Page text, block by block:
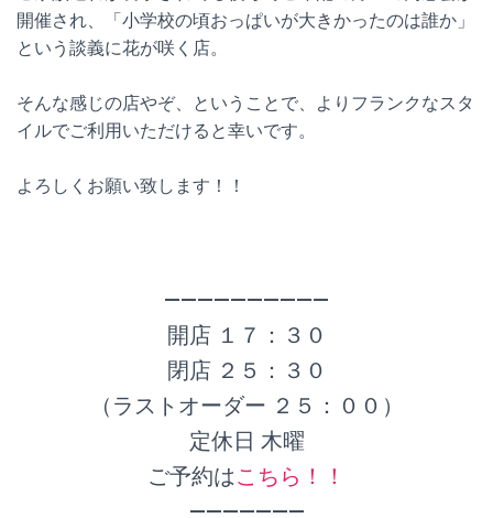
開催され、「小学校の頃おっぱいが大きかったのは誰か」
という談義に花が咲く店。
そんな感じの店やぞ、ということで、よりフランクなスタ
イルでご利用いただけると幸いです。
よろしくお願い致します！！
——————————
開店 １７：３０
閉店 ２５：３０
（ラストオーダー ２５：００）
定休日 木曜
ご予約はこちら！！
———————